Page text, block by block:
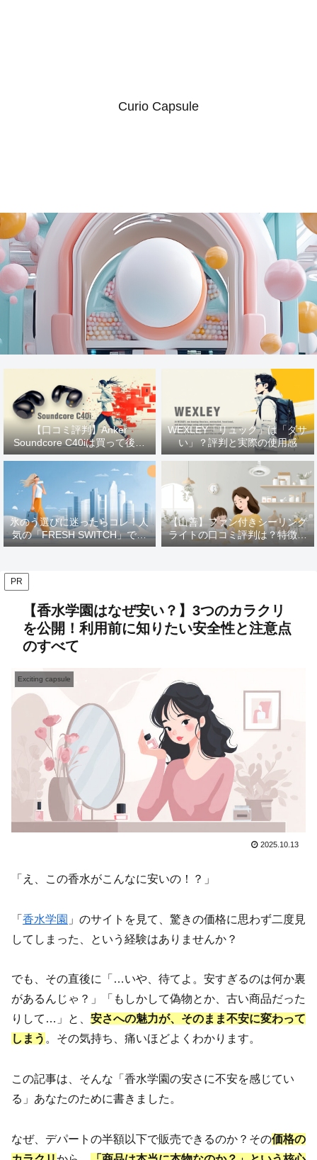
Curio Capsule
【口コミ評判】Anker
Soundcore C40iは買って後悔
する？ 使用感をレビュー
WEXLEY「リュック」は「ダサ
い」？評判と実際の使用感
氷のう選びに迷ったらコレ！人
気の「FRESH SWITCH」で猛
暑を乗り切る
【山善】ファン付きシーリング
ライトの口コミ評判は？特徴や
メリットを徹底解説！
PR
【香水学園はなぜ安い？】3つのカラクリ
を公開！利用前に知りたい安全性と注意点
のすべて
Exciting capsule
2025.10.13
「え、この香水がこんなに安いの！？」
「 香水学園 」のサイトを見て、驚きの価格に思わず二度見
してしまった、という経験はありませんか？
でも、その直後に「…いや、待てよ。安すぎるのは何か裏
があるんじゃ？」「もしかして偽物とか、古い商品だった
りして…」と、 安さへの魅力が、そのまま不安に変わって
しまう 。その気持ち、痛いほどよくわかります。
この記事は、そんな「香水学園の安さに不安を感じてい
る」あなたのために書きました。
なぜ、デパートの半額以下で販売できるのか？その価格の